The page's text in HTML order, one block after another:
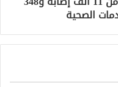
الصحية